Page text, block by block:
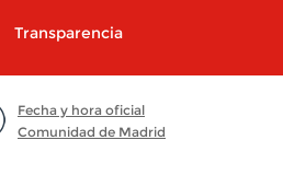
Transparencia
Fecha y hora oficial
Comunidad de Madrid